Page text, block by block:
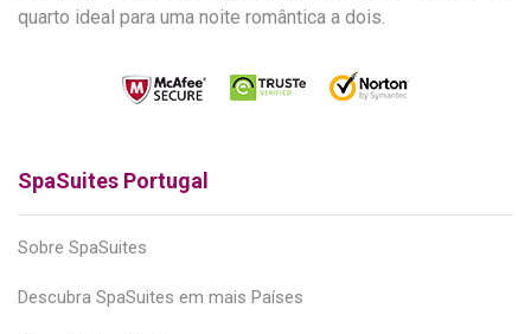
quarto ideal para uma noite romântica a dois.
SpaSuites Portugal
Sobre SpaSuites
Descubra SpaSuites em mais Países